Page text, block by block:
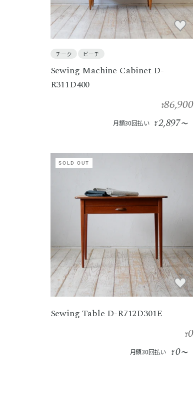
チーク ビーチ
Sewing Machine Cabinet D-
R311D400
¥86,900
月額30回払い ¥2,897〜
SOLD OUT
Sewing Table D-R712D301E
¥0
月額30回払い ¥0〜